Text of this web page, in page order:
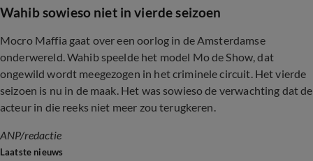
Wahib sowieso niet in vierde seizoen
Mocro Maffia gaat over een oorlog in de Amsterdamse
onderwereld. Wahib speelde het model Mo de Show, dat
ongewild wordt meegezogen in het criminele circuit. Het vierde
seizoen is nu in de maak. Het was sowieso de verwachting dat de
acteur in die reeks niet meer zou terugkeren.
ANP/redactie
Laatste nieuws